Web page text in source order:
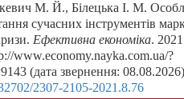
М. Й., Білецька І. М.
сучасних інструментів
Ефективна економіка.
www.economy.nayka.com.ua/?
(дата звернення:
2307-2105-2021.8.76